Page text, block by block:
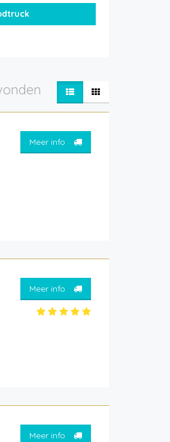
Meer info
Meer info
Meer info